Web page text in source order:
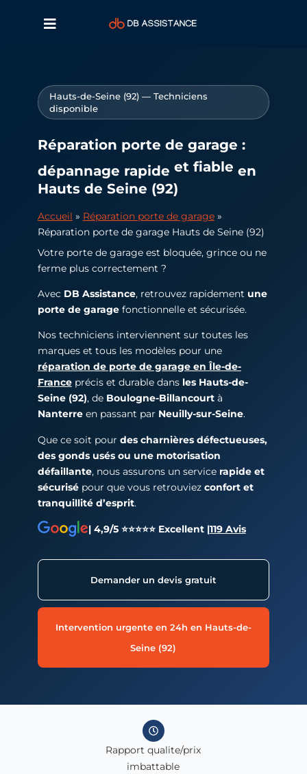
Hauts-de-Seine (92) — Techniciens
disponible
Réparation porte de garage :
dépannage rapide et fiable en
Hauts de Seine (92)
Accueil » Réparation porte de garage»
Réparation porte de garage Hauts de Seine (92)
Votre porte de garage est bloquée, grince ou ne
ferme plus correctement ?
Avec DB Assistance, retrouvez rapidement une
porte de garagefonctionnelle et sécurisée.
Nos techniciens interviennent sur toutes les
marques et tous les modèles pour une
réparation de porte de garage en Île-de-
Franceprécis et durable dans les Hauts-de-
Seine (92), de Boulogne-Billancourtà
Nanterreen passant par Neuilly-sur-Seine.
Que ce soit pour des charnières défectueuses,
des gonds usés ou une motorisation
défaillante, nous assurons un service rapide et
sécurisépour que vous retrouviez confort et
tranquillité d’esprit.
| 4,9/5 ⭐⭐⭐⭐⭐ Excellent |119 Avis
Demander un devis gratuit
Intervention urgente en 24h en Hauts-de-
Seine (92)
Rapport qualite/prix
imbattable